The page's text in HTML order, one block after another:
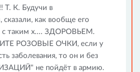
Т. К. Будучи в
сказали, как вообще его
с таким х.... ЗДОРОВЬЕМ.
РОЗОВЫЕ ОЧКИ, если у
заболевания, то он и без
не пойдёт в армию.